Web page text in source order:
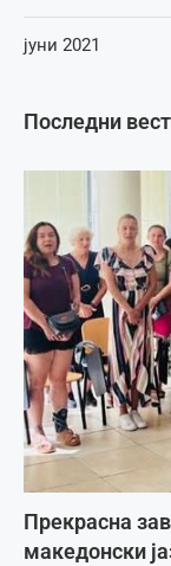
Последни
Прекрасна
македонски
јуни 2021